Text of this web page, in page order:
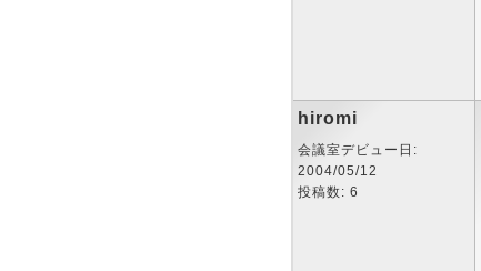
hiromi
会議室デビュー日:
2004/05/12
投稿数: 6